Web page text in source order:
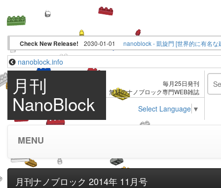
Check New Release! 2030-01-01
nanoblock.info
月刊
NanoBlock
毎月25日発刊
無料のナノブロック専門WEB雑誌
Select Language ▼
MENU
月刊ナノブロック 2014年 11月号